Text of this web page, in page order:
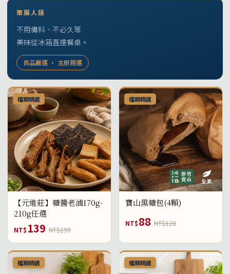
策展人語
不用備料、不必久等
美味從冰箱直達餐桌。
良品嚴選 · 主廚親選
檔期精選
【元進莊】糖醬老滷170g-
210g任選
NT$ 139 NT$199
檔期精選
寶山黑糖包(4顆)
NT$88 NT$128
檔期精選 檔期精選